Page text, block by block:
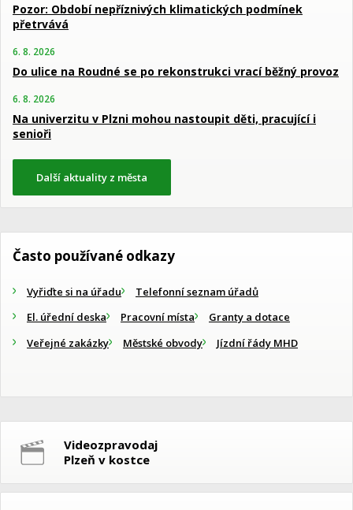
Pozor: Období nepříznivých klimatických podmínek
přetrvává
6. 8. 2026
Do ulice na Roudné se po rekonstrukci vrací běžný provoz
6. 8. 2026
Na univerzitu v Plzni mohou nastoupit děti, pracující i
senioři
Další aktuality z města
Často používané odkazy
Vyřiďte si na úřadu
Telefonní seznam úřadů
El. úřední deska
Pracovní místa
Granty a dotace
Veřejné zakázky
Městské obvody Jízdní řády MHD
Videozpravodaj
Plzeň v kostce